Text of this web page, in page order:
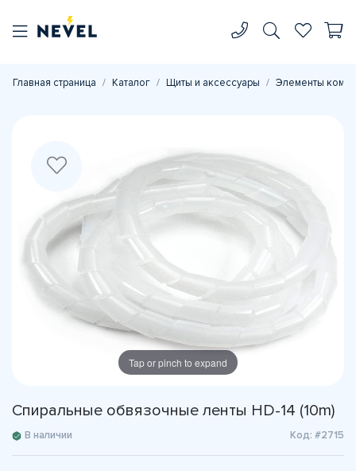
Главная страница Каталог Щиты и аксессуары Элементы
Tap or pinch to expand
Спиральные обвязочные ленты HD-14 (10m)
В наличии Код: #2715